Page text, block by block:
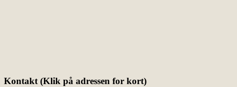
Kontakt (Klik på adressen for kort)